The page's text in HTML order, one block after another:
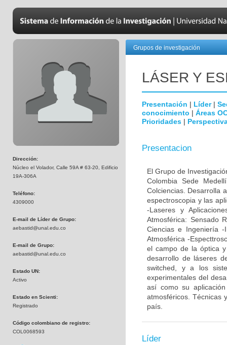
Dirección:
Núcleo el Volador, Calle 59A # 63-20, Edificio
19A-306A
Teléfono:
4309000
E-mail de Líder de Grupo:
aebastid@unal.edu.co
E-mail de Grupo:
aebastid@unal.edu.co
Estado UN:
Activo
Estado en Scienti:
Registrado
Código colombiano de registro:
COL0068593
Grupos de investigación
LÁSER Y
Presentación | Líder|
conocimiento | Áreas
Prioridades |
Presentacion
El Grupo de
Colombia Sede
Colciencias. Desarrolla
espectroscopia y las
-Laseres y
Atmosférica: Sensado
Ciencias e Ingeniería -
Atmosférica -
el campo de la óptica
desarrollo de láseres
switched, y a los
experimentales del
así como su
atmosféricos. Técnicas
país.
Líder